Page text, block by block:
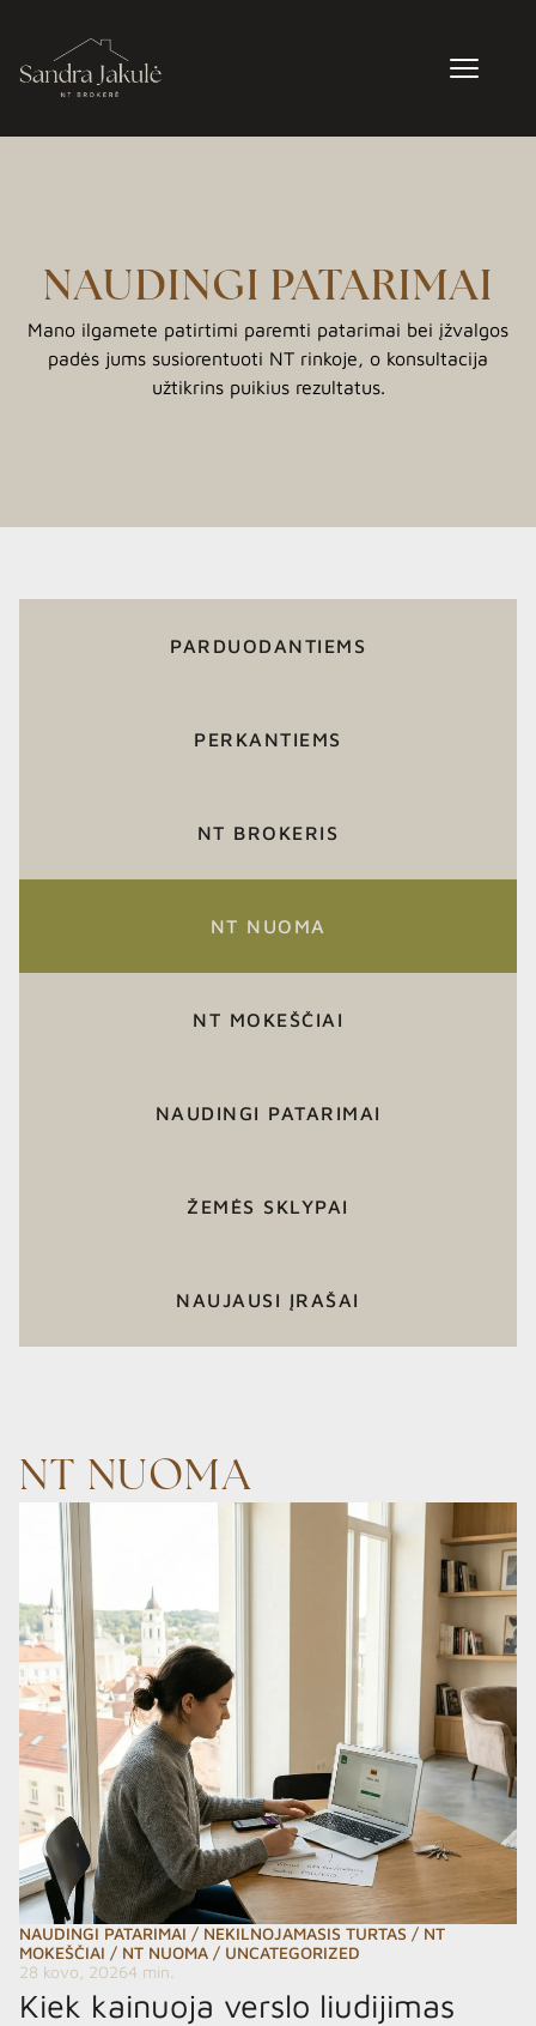
NAUDINGI PATARIMAI
Mano ilgamete patirtimi paremti patarimai bei įžvalgos
padės jums susiorentuoti NT rinkoje, o konsultacija
užtikrins puikius rezultatus.
PARDUODANTIEMS
PERKANTIEMS
NT BROKERIS
NT NUOMA
NT MOKEŠČIAI
NAUDINGI PATARIMAI
ŽEMĖS SKLYPAI
NAUJAUSI ĮRAŠAI
NT NUOMA
NAUDINGI PATARIMAI / NEKILNOJAMASIS TURTAS / NT
MOKEŠČIAI / NT NUOMA / UNCATEGORIZED
28 kovo, 20264 min.
Kiek kainuoja verslo liudijimas